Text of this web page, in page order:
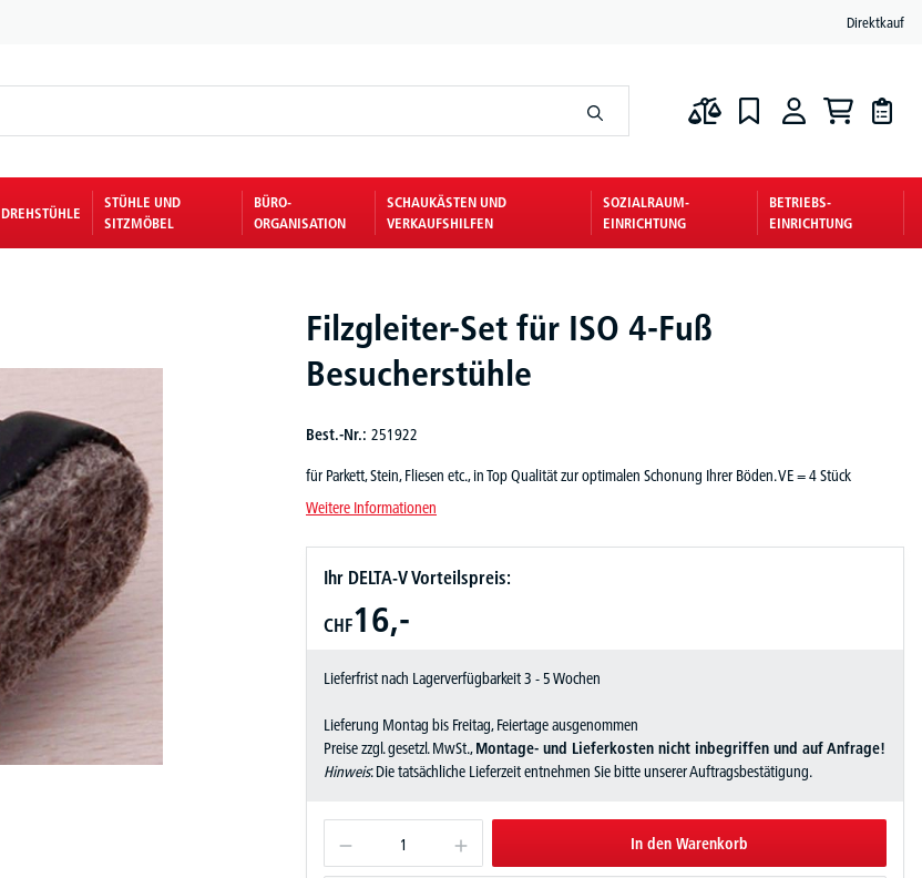
Direktkauf
DREHSTÜHLE
STÜHLE UND
SITZMÖBEL
BÜRO-
ORGANISATION
SCHAUKÄSTEN UND
VERKAUFSHILFEN
SOZIALRAUM-
EINRICHTUNG
BETRIEBS-
EINRICHTUNG
Filzgleiter-Set für ISO 4-Fuß
Besucherstühle
Best.-Nr.: 251922
für Parkett, Stein, Fliesen etc., in Top Qualität zur optimalen Schonung Ihrer Böden. VE = 4 Stück
Weitere Informationen
Ihr DELTA-V Vorteilspreis:
CHF16,-
Lieferfrist nach Lagerverfügbarkeit 3 - 5 Wochen
Lieferung Montag bis Freitag, Feiertage ausgenommen
Preise zzgl. gesetzl. MwSt.,Montage- und Lieferkosten nicht inbegriffen und auf Anfrage!
Hinweis: Die tatsächliche Lieferzeit entnehmen Sie bitte unserer Auftragsbestätigung.
In den Warenkorb